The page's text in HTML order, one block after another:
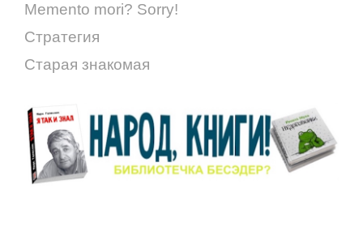
Memento mori? Sorry!
Стратегия
Старая знакомая